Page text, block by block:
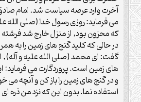
آخرت وارد عرصه سياست شد. امام
مى فرمايد: روزى رسول خدا (صلی الله
كه محزون بود, از منزل خارج شد فرشته
در حالى كه كليد گنج هاى زمين را به
گفت: اى محمد (صلی الله علیه و آله) ,
هاى زمين است. پروردگارت مى فرمايد:
و در گنج هاى زمين را باز كن و آنچه مى
استفاده نما. بدون اين كه نزد من ذره